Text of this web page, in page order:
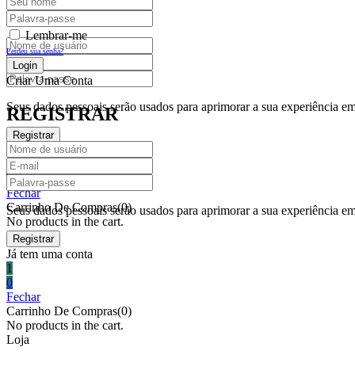
REGISTRAR
Seus dados pessoais serão usados para aprimorar a sua experiência
Já tem uma conta
1
0
Fechar
Carrinho De Compras(0)
No products in the cart.
Lembrar-me
Perdeu sua senha?
Criar Uma Conta
REGISTRAR
Seus dados pessoais serão usados para aprimorar a sua experiência
Já tem uma conta
1
0
Fechar
Carrinho De Compras(0)
No products in the cart.
Loja